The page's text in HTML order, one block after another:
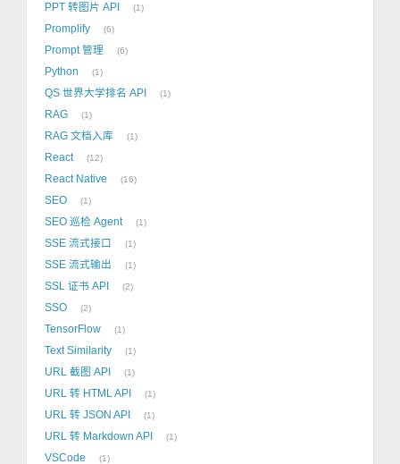
PPT 转图片 API 1
Promplify 6
Prompt 管理 6
Python 1
QS 世界大学排名 API 1
RAG 1
RAG 文档入库 1
React 12
React Native 16
SEO 1
SEO 巡检 Agent 1
SSE 流式接口 1
SSE 流式输出 1
SSL 证书 API 2
SSO 2
TensorFlow 1
Text Similarity 1
URL 截图 API 1
URL 转 HTML API 1
URL 转 JSON API 1
URL 转 Markdown API 1
VSCode 1